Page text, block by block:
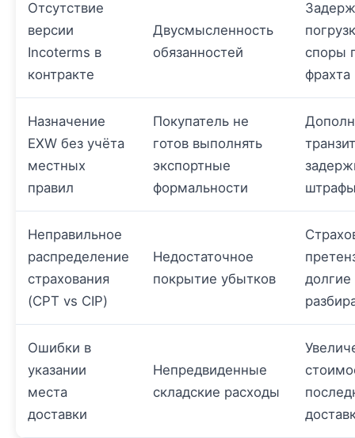
Отсутствие
версии
Incoterms в
контракте
Двусмысленность
обязанностей
споры
фрахта
Назначение
EXW без учёта
местных
правил
Покупатель не
готов выполнять
экспортные
формальности
Неправильное
распределение
страхования
(CPT vs CIP)
Недостаточное
покрытие убытков
долгие
Ошибки в
указании
места
доставки
Непредвиденные
складские расходы